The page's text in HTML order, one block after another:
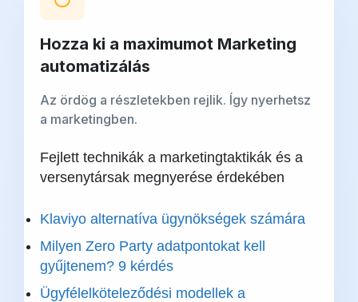
Hozza ki a maximumot Marketing
automatizálás
Az ördög a részletekben rejlik. Így nyerhetsz
a marketingben.
Fejlett technikák a marketingtaktikák és a
versenytársak megnyerése érdekében
Klaviyo alternatíva ügynökségek számára
Milyen Zero Party adatpontokat kell
gyűjtenem? 9 kérdés
Ügyfélelköteleződési modellek a